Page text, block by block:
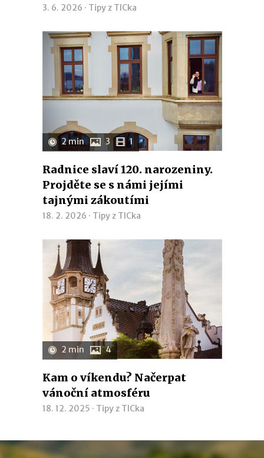
3. 6. 2026 · Tipy z TICka
2 min 3 1
Radnice slaví 120. narozeniny.
Projděte se s námi jejími
tajnými zákoutími
18. 2. 2026 · Tipy z TICka
2 min 4
Kam o víkendu? Načerpat
vánoční atmosféru
18. 12. 2025 · Tipy z TICka